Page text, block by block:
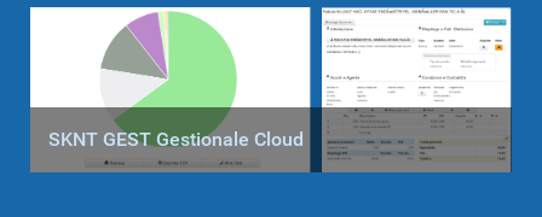
SKNT GEST Gestionale Cloud